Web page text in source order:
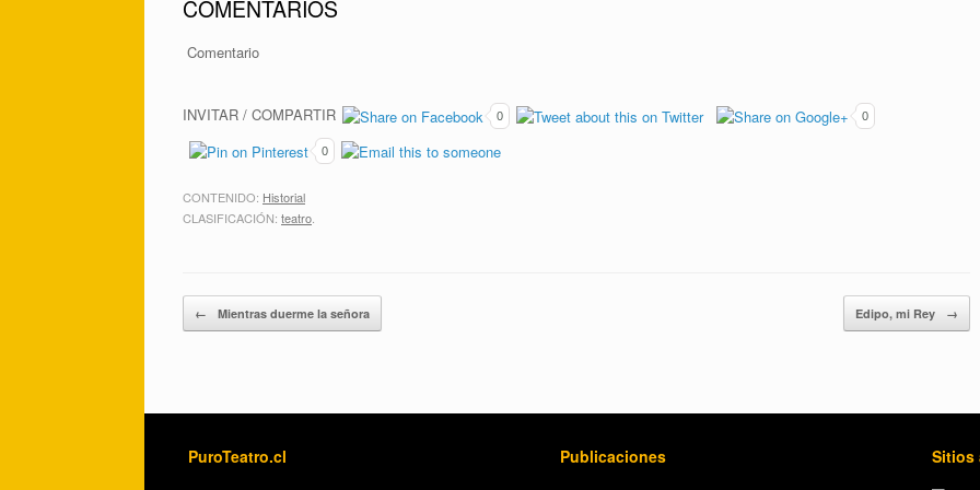
COMENTARIOS
Comentario
INVITAR / COMPARTIR 0 0
0
CONTENIDO: Historial
CLASIFICACIÓN: teatro
Post navigation
← Mientras duerme la señora Edipo, mi Rey →
PuroTeatro.cl Publicaciones Sitios